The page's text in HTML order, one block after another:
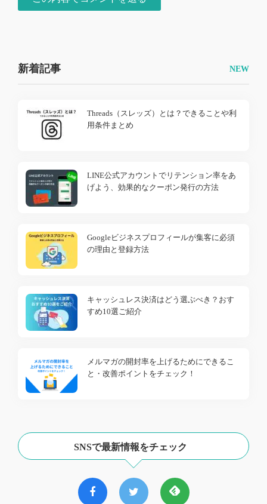
新着記事
Threads（スレッズ）とは？できることや利
用条件まとめ
LINE公式アカウントでリテンション率をあ
げよう、効果的なクーポン発行の方法
Googleビジネスプロフィールが集客に必須
の理由と登録方法
キャッシュレス決済はどう選ぶべき？おす
すめ10選ご紹介
メルマガの開封率を上げるためにできるこ
と・改善ポイントをチェック！
SNSで最新情報をチェック